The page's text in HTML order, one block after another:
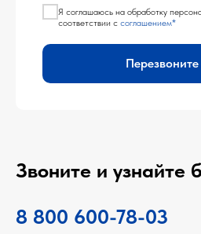
Я соглашаюсь на обработку
соответствии с соглашением*
Звоните и узнайте
8 800 600-78-03